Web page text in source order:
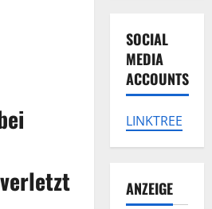
SOCIAL
MEDIA
ACCOUNTS
LINKTREE
ANZEIGE